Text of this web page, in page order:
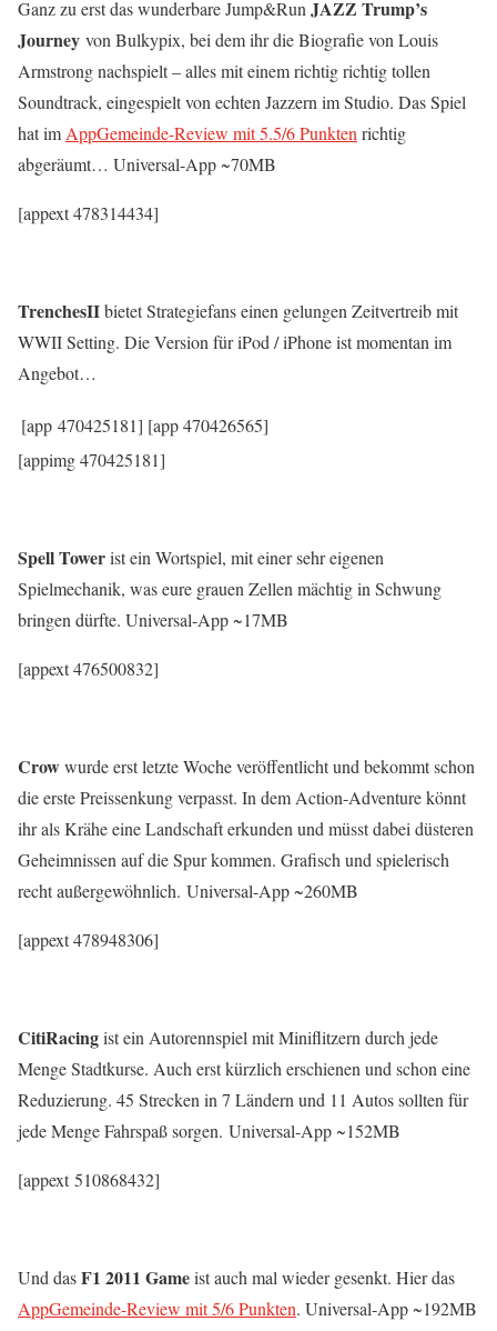
Ganz zu erst das wunderbare Jump&Run JAZZ Trump’s
Journey von Bulkypix, bei dem ihr die Biografie von Louis
Armstrong nachspielt – alles mit einem richtig richtig tollen
Soundtrack, eingespielt von echten Jazzern im Studio. Das Spiel
hat im AppGemeinde-Review mit 5.5/6 Punkten richtig
abgeräumt… Universal-App ~70MB
[appext 478314434]
TrenchesIIbietet Strategiefans einen gelungen Zeitvertreib mit
WWII Setting. Die Version für iPod / iPhone ist momentan im
Angebot…
[app 470425181] [app 470426565]
[appimg 470425181]
Spell Towerist ein Wortspiel, mit einer sehr eigenen
Spielmechanik, was eure grauen Zellen mächtig in Schwung
bringen dürfte. Universal-App ~17MB
[appext 476500832]
Crowwurde erst letzte Woche veröffentlicht und bekommt schon
die erste Preissenkung verpasst. In dem Action-Adventure könnt
ihr als Krähe eine Landschaft erkunden und müsst dabei düsteren
Geheimnissen auf die Spur kommen. Grafisch und spielerisch
recht außergewöhnlich. Universal-App ~260MB
[appext 478948306]
CitiRacingist ein Autorennspiel mit Miniflitzern durch jede
Menge Stadtkurse. Auch erst kürzlich erschienen und schon eine
Reduzierung. 45 Strecken in 7 Ländern und 11 Autos sollten für
jede Menge Fahrspaß sorgen. Universal-App ~152MB
[appext 510868432]
Und dasF1 2011 Gameist auch mal wieder gesenkt. Hier das
AppGemeinde-Review mit 5/6 Punkten. Universal-App ~192MB